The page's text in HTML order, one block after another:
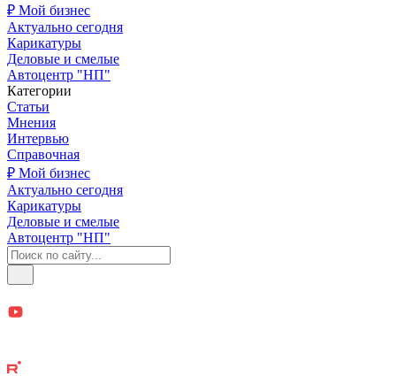
₽ Мой бизнес
Актуально сегодня
Карикатуры
Деловые и смелые
Автоцентр "НП"
Категории
Статьи
Мнения
Интервью
Справочная
₽ Мой бизнес
Актуально сегодня
Карикатуры
Деловые и смелые
Автоцентр "НП"